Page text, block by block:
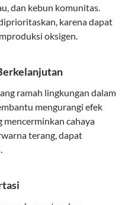
dan kebun komunitas.
karena dapat
oksigen.
ramah lingkungan dalam
mengurangi efek
mencerminkan cahaya
terang, dapat